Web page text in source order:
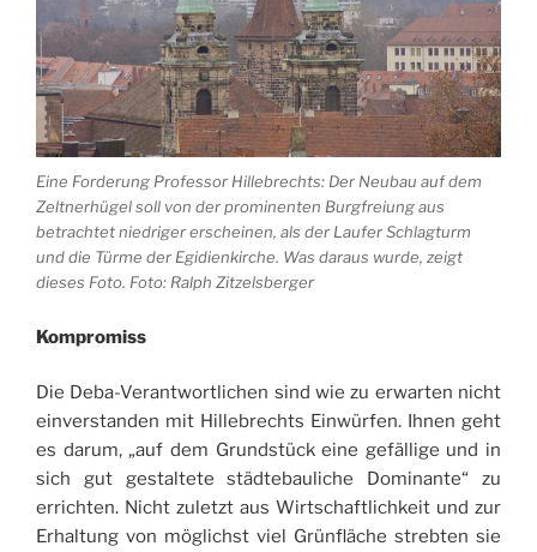
Eine Forderung Professor Hillebrechts: Der Neubau auf dem
Zeltnerhügel soll von der prominenten Burgfreiung aus
betrachtet niedriger erscheinen, als der Laufer Schlagturm
und die Türme der Egidienkirche. Was daraus wurde, zeigt
dieses Foto. Foto: Ralph Zitzelsberger
Kompromiss
Die Deba-Verantwortlichen sind wie zu erwarten nicht
einverstanden mit Hillebrechts Einwürfen. Ihnen geht
es darum, „auf dem Grundstück eine gefällige und in
sich gut gestaltete städtebauliche Dominante“ zu
errichten. Nicht zuletzt aus Wirtschaftlichkeit und zur
Erhaltung von möglichst viel Grünfläche strebten sie